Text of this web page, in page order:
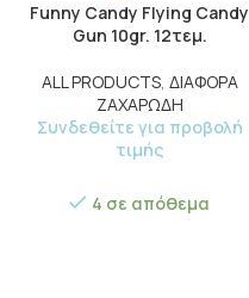
Funny Candy Flying Candy
Gun 10gr. 12τεμ.
ALL PRODUCTS, ΔΙΑΦΟΡΑ
ΖΑΧΑΡΩΔΗ
Συνδεθείτε για προβολή
τιμής
4 σε απόθεμα